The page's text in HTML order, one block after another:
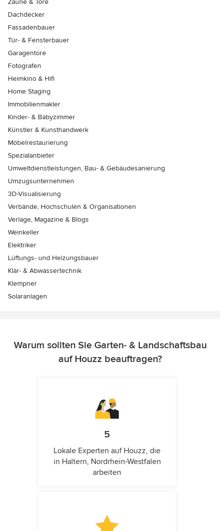
Zäune & Tore
Dachdecker
Fassadenbauer
Tür- & Fensterbauer
Garagentore
Fotografen
Heimkino & Hifi
Home Staging
Immobilienmakler
Kinder- & Babyzimmer
Künstler & Kunsthandwerk
Möbelrestaurierung
Spezialanbieter
Umweltdienstleistungen, Bau- & Gebäudesanierung
Umzugsunternehmen
3D-Visualisierung
Verbände, Hochschulen & Organisationen
Verlage, Magazine & Blogs
Weinkeller
Elektriker
Lüftungs- und Heizungsbauer
Klär- & Abwassertechnik
Klempner
Solaranlagen
Warum sollten Sie Garten- & Landschaftsbau
auf Houzz beauftragen?
5
Lokale Experten auf Houzz, die
in Haltern, Nordrhein-Westfalen
arbeiten